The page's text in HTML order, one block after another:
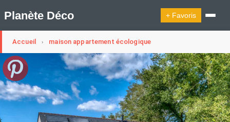
Planète Déco + Favoris
🛍︎ Shop Planète Déco ℹ︎ À propos
Appartement Design Cabanes
Decoration Noël
Design Suédois En Quelques Photos
Accueil › maison appartement écologique